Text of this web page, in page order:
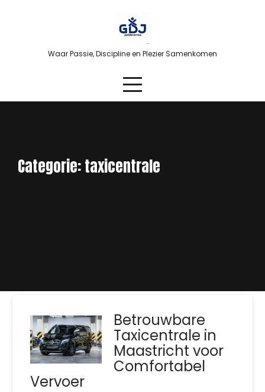
Waar Passie, Discipline en Plezier Samenkomen
Categorie:taxicentrale
Betrouwbare
Taxicentrale in
Maastricht voor
Comfortabel
Vervoer